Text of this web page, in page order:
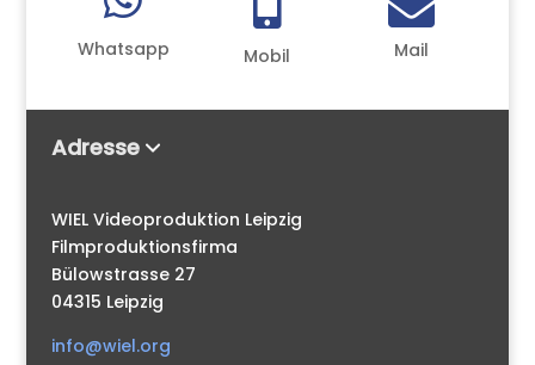
Whatsapp Mobil

Mail
Adresse
WIEL Videoproduktion Leipzig
Filmproduktionsfirma
Bülowstrasse 27
04315 Leipzig
info@wiel.org